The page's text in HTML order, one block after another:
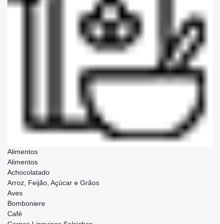
Alimentos
Alimentos
Achocolatado
Arroz, Feijão, Açúcar e Grãos
Aves
Bomboniere
Café